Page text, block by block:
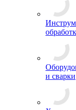
и сварки